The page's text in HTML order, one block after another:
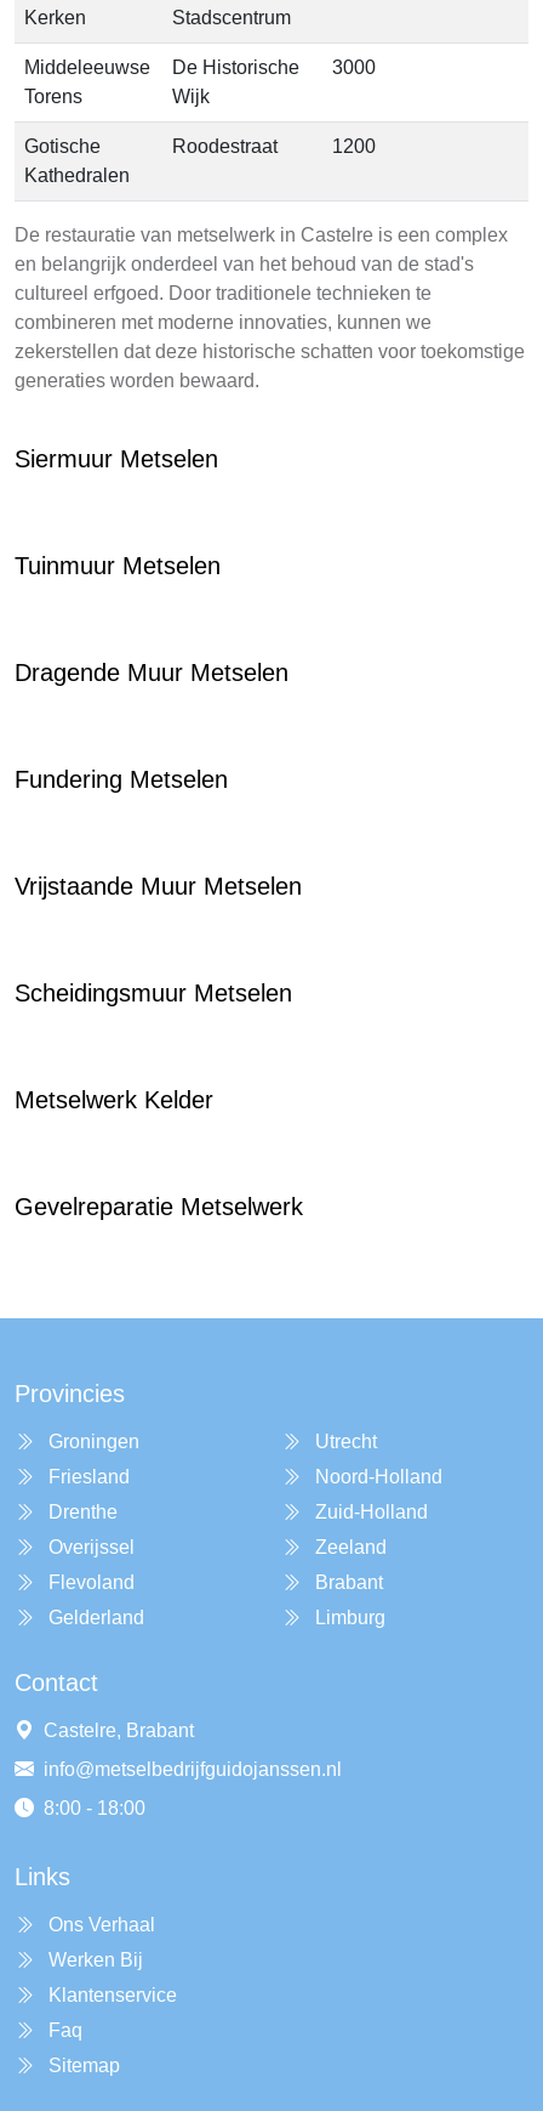
Kerken
Stadscentrum
Middeleeuwse
Torens
De Historische
Wijk
3000
Gotische
Kathedralen
Roodestraat 1200
De restauratie van metselwerk in Castelre is een complex
en belangrijk onderdeel van het behoud van de stad's
cultureel erfgoed. Door traditionele technieken te
combineren met moderne innovaties, kunnen we
zekerstellen dat deze historische schatten voor toekomstige
generaties worden bewaard.
Siermuur Metselen
Tuinmuur Metselen
Dragende Muur Metselen
Fundering Metselen
Vrijstaande Muur Metselen
Scheidingsmuur Metselen
Metselwerk Kelder
Gevelreparatie Metselwerk
Provincies
Groningen
Friesland
Drenthe
Overijssel
Flevoland
Gelderland
Utrecht
Noord-Holland
Zuid-Holland
Zeeland
Brabant
Limburg
Contact
Castelre, Brabant
info@metselbedrijfguidojanssen.nl
8:00 - 18:00
Links
Ons Verhaal
Werken Bij
Klantenservice
Faq
Sitemap